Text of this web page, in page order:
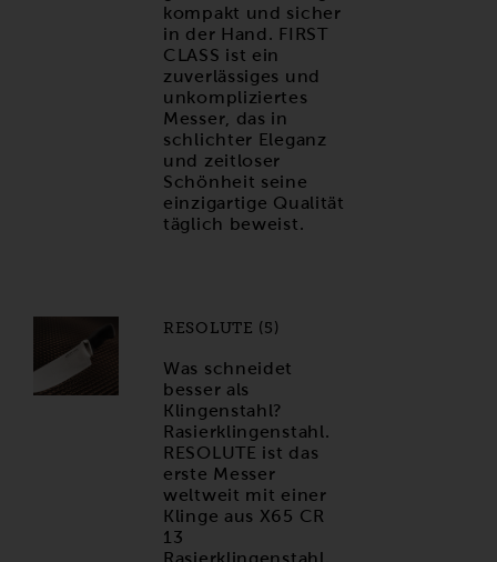
kompakt und sicher
in der Hand. FIRST
CLASS ist ein
zuverlässiges und
unkompliziertes
Messer, das in
schlichter Eleganz
und zeitloser
Schönheit seine
einzigartige Qualität
täglich beweist.
RESOLUTE (5)
Was schneidet
besser als
Klingenstahl?
Rasierklingenstahl.
RESOLUTE ist das
erste Messer
weltweit mit einer
Klinge aus X65 CR
13
Rasierklingenstahl.